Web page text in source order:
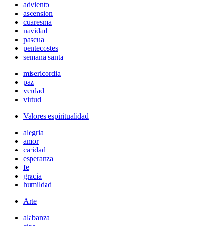
adviento
ascension
cuaresma
navidad
pascua
pentecostes
semana santa
misericordia
paz
verdad
virtud
Valores espiritualidad
alegria
amor
caridad
esperanza
fe
gracia
humildad
Arte
alabanza